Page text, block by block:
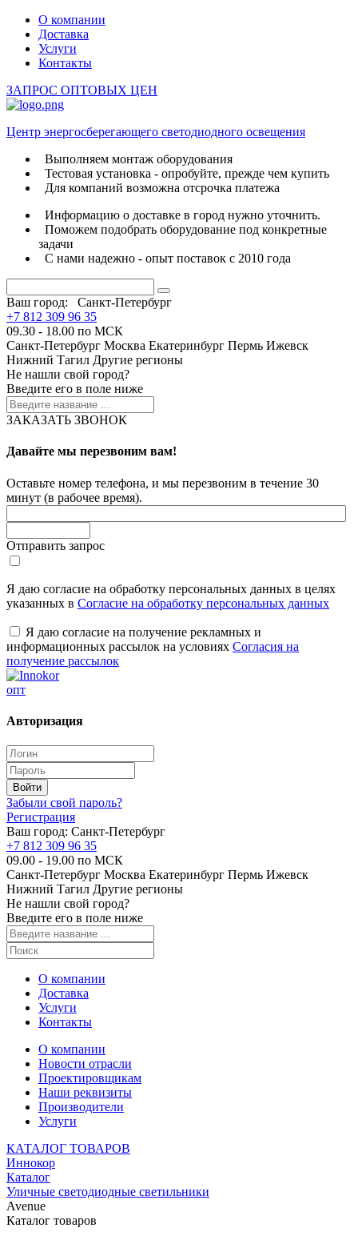
О компании
Доставка
Услуги
Контакты
ЗАПРОС ОПТОВЫХ ЦЕН
Центр энергосберегающего светодиодного освещения
Выполняем монтаж оборудования
Тестовая установка - опробуйте, прежде чем купить
Для компаний возможна отсрочка платежа
Информацию о доставке в город нужно уточнить.
Поможем подобрать оборудование под конкретные
задачи
С нами надежно - опыт поставок с 2010 года
Ваш город:
Санкт-Петербург
+7 812 309 96 35
09.30 - 18.00 по МСК
Санкт-Петербург Москва Екатеринбург Пермь Ижевск
Нижний Тагил Другие регионы
Не нашли свой город?
Введите его в поле ниже
ЗАКАЗАТЬ ЗВОНОК
Давайте мы перезвоним вам!
Оставьте номер телефона, и мы перезвоним в течение 30
минут (в рабочее время).
Отправить запрос
Я даю согласие на обработку персональных данных в целях
указанных в Согласие на обработку персональных данных
Я даю согласие на получение рекламных и
информационных рассылок на условиях Согласия на
получение рассылок
опт
Авторизация
Забыли свой пароль?
Регистрация
Ваш город: Санкт-Петербург
+7 812 309 96 35
09.00 - 19.00 по МСК
Санкт-Петербург Москва Екатеринбург Пермь Ижевск
Нижний Тагил Другие регионы
Не нашли свой город?
Введите его в поле ниже
О компании
Доставка
Услуги
Контакты
О компании
Новости отрасли
Проектировщикам
Наши реквизиты
Производители
Услуги
КАТАЛОГ ТОВАРОВ
Иннокор
Каталог
Уличные светодиодные светильники
Avenue
Каталог товаров